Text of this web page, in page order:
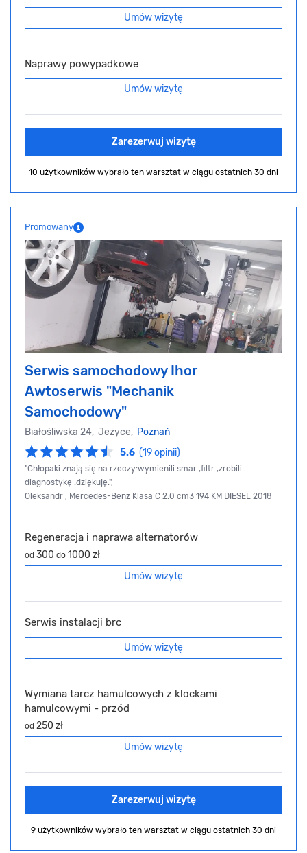
Umów wizytę
Naprawy powypadkowe
Umów wizytę
Zarezerwuj wizytę
10 użytkowników wybrało ten warsztat w ciągu ostatnich 30 dni
Promowany
Serwis samochodowy Ihor
Awtoserwis "Mechanik
Samochodowy"
Białośliwska 24, Jeżyce, Poznań
5.6 (19 opinii)
"Chłopaki znają się na rzeczy:wymienili smar ,filtr ,zrobili
diagnostykę .dziękuję.",
Oleksandr , Mercedes-Benz Klasa C 2.0 сm3 194 KM DIESEL 2018
Regeneracja i naprawa alternatorów
od 300 do 1000 zł
Umów wizytę
Serwis instalacji brc
Umów wizytę
Wymiana tarcz hamulcowych z klockami
hamulcowymi - przód
od 250 zł
Umów wizytę
Zarezerwuj wizytę
9 użytkowników wybrało ten warsztat w ciągu ostatnich 30 dni